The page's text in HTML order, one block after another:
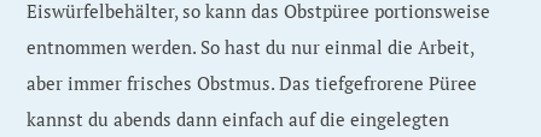
Eiswürfelbehälter, so kann das Obstpüree portionsweise
entnommen werden. So hast du nur einmal die Arbeit,
aber immer frisches Obstmus. Das tiefgefrorene Püree
kannst du abends dann einfach auf die eingelegten